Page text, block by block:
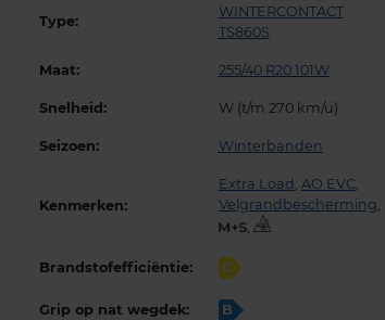
Type:
WINTERCONTACT
TS860S
Maat: 255/40 R20 101W
Snelheid: W (t/m 270 km/u)
Seizoen: Winterbanden
Kenmerken:
Extra Load , AO EVC,
Velgrandbescherming,
,
Brandstofefficiëntie: C
Grip op nat wegdek: B